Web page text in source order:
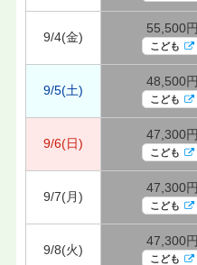
9/4(金)
55,500円
こども
9/5(土)
48,500円
こども
9/6(日)
47,300円
こども
9/7(月)
47,300円
こども
9/8(火)
47,300円
こども